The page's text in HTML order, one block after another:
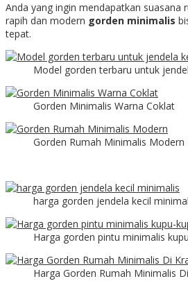
Anda yang ingin mendapatkan suasana
rapih dan modern gorden minimalis
tepat.
Model gorden terbaru untuk
Gorden Minimalis Warna Coklat
Gorden Rumah Minimalis Modern
harga gorden jendela kecil
Harga gorden pintu minimalis
Harga Gorden Rumah Minimalis